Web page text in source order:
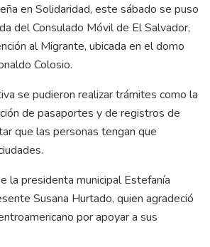
en Solidaridad, este sábado se puso
del Consulado Móvil de El Salvador,
al Migrante, ubicada en el domo
Colosio.
se pudieron realizar trámites como la
de pasaportes y de registros de
que las personas tengan que
la presidenta municipal Estefanía
Susana Hurtado, quien agradeció
por apoyar a sus